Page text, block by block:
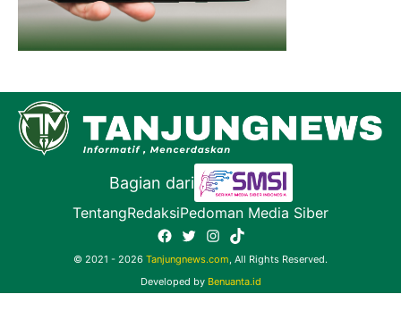
Bagian dari
TentangRedaksiPedoman Media Siber
Facebook
TwitterInstagram
TikTok
© 2021 - 2026 Tanjungnews.com, All Rights Reserved.
Developed by Benuanta.id